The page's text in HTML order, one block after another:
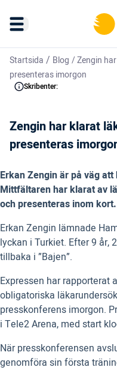
Startsida / Blog /Zengin
presenteras imorgon
Skribenter:
Zengin har klarat
presenteras
Erkan Zengin är på väg
Mittfältaren har klarat av
och presenteras inom kort.
Erkan Zengin lämnade
lyckan i Turkiet. Efter 9 år,
tillbaka i ”Bajen”.
Expressen har rapporterat
obligatoriska
presskonferens imorgon.
i Tele2 Arena, med start
När presskonferensen
genomföra sin första